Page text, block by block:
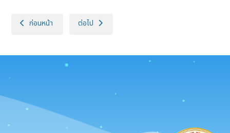
เนื้อหาก่อนหน้า: ประกาศกรมปศุสัตว์ (สำนักพัฒนาระบบและรับรองมาตรฐา
ก่อนหน้า เนื้อหาถัดไป: ประกาศกรมปศุสัตว์ (สำนักควบคุม ป้อง
ต่อไป